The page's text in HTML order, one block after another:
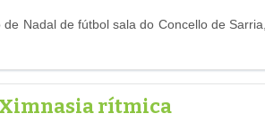
Nadal de fútbol sala do Concello de
Ximnasia rítmica